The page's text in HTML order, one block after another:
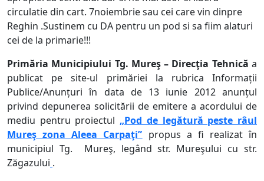
circulatie din cart. 7noiembrie sau cei care vin dinpre
Reghin .Sustinem cu DA pentru un pod si sa fiim alaturi
cei de la primarie!!!
Primăria Municipiului Tg. Mureş – Direcţia Tehnică a
publicat pe site-ul primăriei la rubrica Informații
Publice/Anunțuri în data de 13 iunie 2012 anunțul
privind depunerea solicitării de emitere a acordului de
mediu pentru proiectul „Pod de legătură peste râul
Mureş zona Aleea Carpaţi” propus a fi realizat în
municipiul Tg. Mureş, legând str. Mureşului cu str.
Zăgazului .